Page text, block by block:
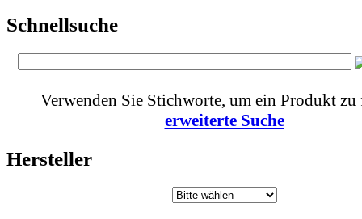
Schnellsuche
Verwenden Sie Stichworte, um ein Produkt zu
erweiterte Suche
Hersteller